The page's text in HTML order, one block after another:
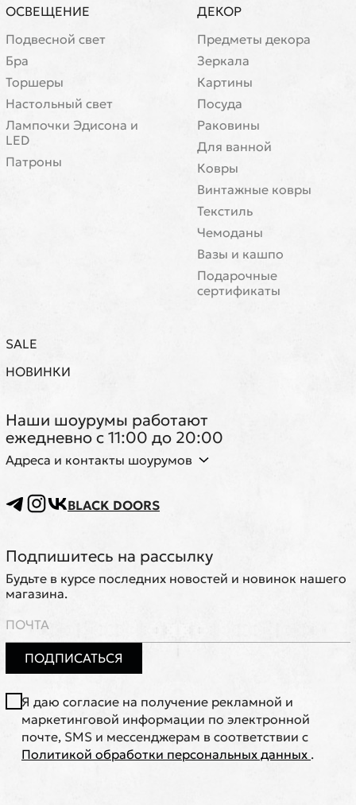
ОСВЕЩЕНИЕ
Подвесной свет
Бра
Торшеры
Настольный свет
Лампочки Эдисона и
LED
Патроны
ДЕКОР
Предметы декора
Зеркала
Картины
Посуда
Раковины
Для ванной
Ковры
Винтажные ковры
Текстиль
Чемоданы
Вазы и кашпо
Подарочные
сертификаты
SALE
НОВИНКИ
Наши шоурумы работают
ежедневно с 11:00 до 20:00
Адреса и контакты шоурумов
BLACK DOORS
Подпишитесь на рассылку
Будьте в курсе последних новостей и новинок нашего
магазина.
ПОДПИСАТЬСЯ
Я даю согласие на получение рекламной и
маркетинговой информации по электронной
почте, SMS и мессенджерам в соответствии с
Политикой обработки персональных данных .